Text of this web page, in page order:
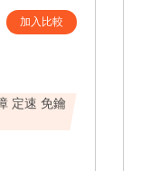
加入比較
定速 免鑰